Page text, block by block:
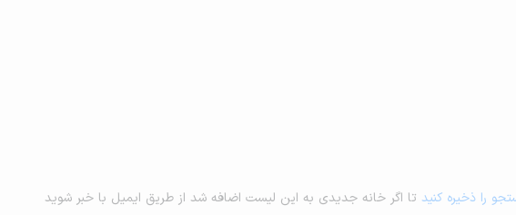
را ذخیره کنید تا اگر خانه جدیدی به این لیست اضافه شد از طریق ایمیل با خبر شوید